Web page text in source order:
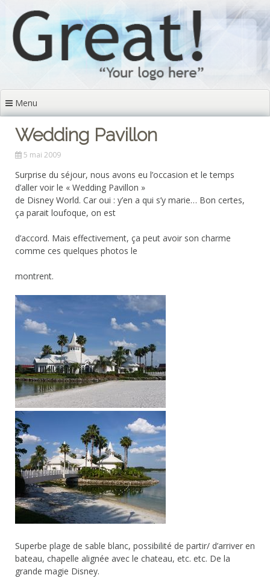
contenu
principal
Menu
Wedding Pavillon
5 mai 2009
Surprise du séjour, nous avons eu l’occasion et le temps
d’aller voir le « Wedding Pavillon »
de Disney World. Car oui : y’en a qui s’y marie… Bon certes,
ça parait loufoque, on est
d’accord. Mais effectivement, ça peut avoir son charme
comme ces quelques photos le
montrent.
Superbe plage de sable blanc, possibilité de partir/ d’arriver en
bateau, chapelle alignée avec le chateau, etc. etc. De la
grande magie Disney.